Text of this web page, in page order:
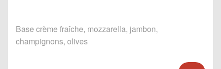
Base crème fraîche, mozzarella, jambon,
champignons, olives